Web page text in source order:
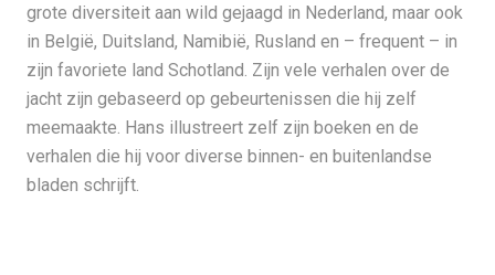
grote diversiteit aan wild gejaagd in Nederland, maar ook
in België, Duitsland, Namibië, Rusland en – frequent – in
zijn favoriete land Schotland. Zijn vele verhalen over de
jacht zijn gebaseerd op gebeurtenissen die hij zelf
meemaakte. Hans illustreert zelf zijn boeken en de
verhalen die hij voor diverse binnen- en buitenlandse
bladen schrijft.